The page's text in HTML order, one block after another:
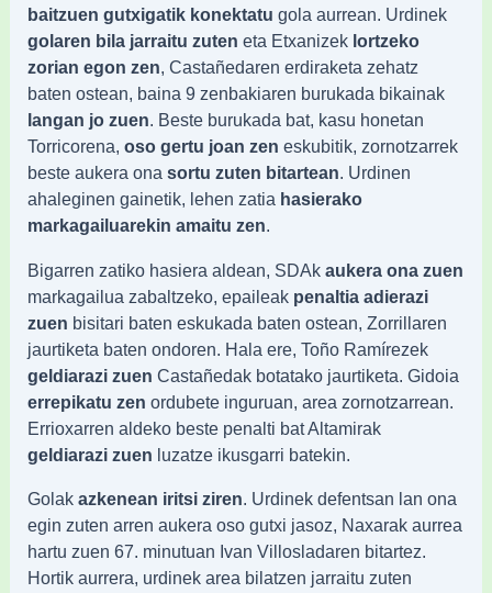
baitzuen gutxigatik konektatu gola aurrean. Urdinek
golaren bila jarraitu zuten eta Etxanizek lortzeko
zorian egon zen, Castañedaren erdiraketa zehatz
baten ostean, baina 9 zenbakiaren burukada bikainak
langan jo zuen. Beste burukada bat, kasu honetan
Torrico­rena,oso gertu joan zen eskubitik, zornotzarrek
beste aukera onasortu zuten bitartean. Urdinen
ahaleginen gainetik, lehen zatia hasierako
markagailuarekin amaitu zen.
Bigarren zatiko hasiera aldean, SDAkaukera ona zuen
markagailua zabaltzeko, epaileak penaltia adierazi
zuen bisitari baten eskukada baten ostean, Zorrillaren
jaurtiketa baten ondoren. Hala ere, Toño Ramírezek
geldiarazi zuen Castañedak botatako jaurtiketa. Gidoia
errepikatu zen ordubete inguruan, area zornotzarrean.
Errioxarren aldeko beste penalti bat Altamirak
geldiarazi zuen luzatze ikusgarri batekin.
Golakazkenean iritsi ziren. Urdinek defentsan lan ona
egin zuten arren aukera oso gutxi jasoz, Naxarak aurrea
hartu zuen 67. minutuan Ivan Villosladaren bitartez.
Hortik aurrera, urdinek area bilatzen jarraitu zuten